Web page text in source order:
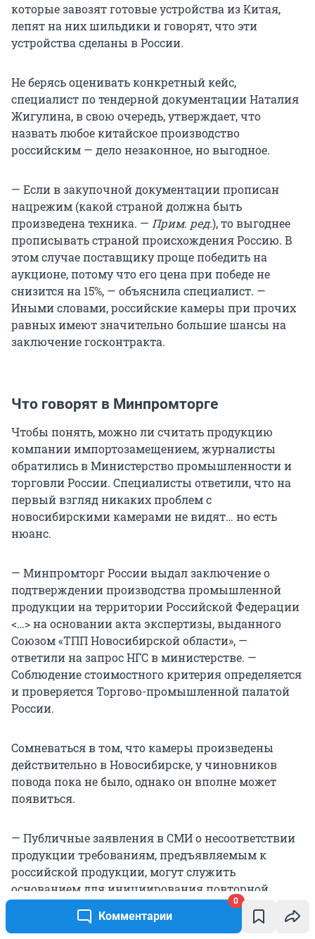
Комментарии
0
которые завозят готовые устройства из Китая,
лепят на них шильдики и говорят, что эти
устройства сделаны в России.
Не берясь оценивать конкретный кейс,
специалист по тендерной документации Наталия
Жигулина, в свою очередь, утверждает, что
назвать любое китайское производство
российским — дело незаконное, но выгодное.
— Если в закупочной документации прописан
нацрежим (какой страной должна быть
произведена техника. — Прим. ред.), то выгоднее
прописывать страной происхождения Россию. В
этом случае поставщику проще победить на
аукционе, потому что его цена при победе не
снизится на 15%, — объяснила специалист. —
Иными словами, российские камеры при прочих
равных имеют значительно большие шансы на
заключение госконтракта.
Что говорят в Минпромторге
Чтобы понять, можно ли считать продукцию
компании импортозамещением, журналисты
обратились в Министерство промышленности и
торговли России. Специалисты ответили, что на
первый взгляд никаких проблем с
новосибирскими камерами не видят… но есть
нюанс.
— Минпромторг России выдал заключение о
подтверждении производства промышленной
продукции на территории Российской Федерации
<…> на основании акта экспертизы, выданного
Союзом «ТПП Новосибирской области», —
ответили на запрос НГС в министерстве. —
Соблюдение стоимостного критерия определяется
и проверяется Торгово-промышленной палатой
России.
Сомневаться в том, что камеры произведены
действительно в Новосибирске, у чиновников
повода пока не было, однако он вполне может
появиться.
— Публичные заявления в СМИ о несоответствии
продукции требованиям, предъявляемым к
российской продукции, могут служить
основанием для инициирования повторной
проверки торгово-промышленной палатой, —
добавили в министерстве.